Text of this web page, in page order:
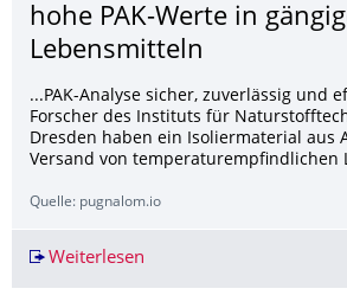
hohe PAK-Werte in
Lebensmitteln
...PAK-Analyse sicher, zuverlässig und
Forscher des Instituts für
Dresden haben ein Isoliermaterial aus
Versand von temperaturempfindlichen
Quelle: pugnalom.io
Weiterlesen